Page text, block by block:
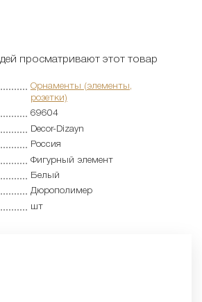
просматривают этот товар
Орнаменты (элементы,
розетки)
69604
Decor-Dizayn
Россия
Фигурный элемент
Белый
Дюрополимер
шт